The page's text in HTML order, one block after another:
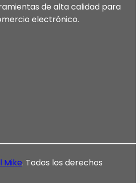
de alta calidad para
electrónico.
Mike. Todos los derechos